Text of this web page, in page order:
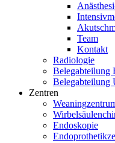
Team
Kontakt
Radiologie
Belegabteilung
Belegabteilung
Zentren
Endoskopie